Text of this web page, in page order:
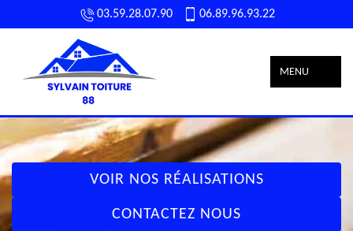
03.59.28.07.90 06.89.96.93.22
MENU
VOIR NOS RÉALISATIONS
CONTACTEZ NOUS